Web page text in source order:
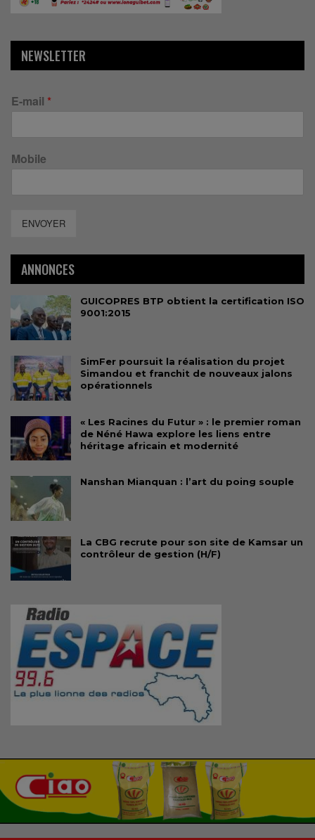
NEWSLETTER
E-mail *
Mobile
ENVOYER
ANNONCES
GUICOPRES BTP obtient la certification ISO
9001:2015
SimFer poursuit la réalisation du projet
Simandou et franchit de nouveaux jalons
opérationnels
« Les Racines du Futur » : le premier roman
de Néné Hawa explore les liens entre
héritage africain et modernité
Nanshan Mianquan : l’art du poing souple
La CBG recrute pour son site de Kamsar un
contrôleur de gestion (H/F)